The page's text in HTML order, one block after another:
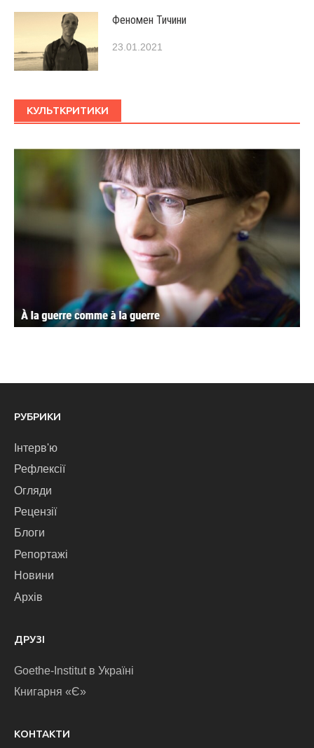
Феномен Тичини
23.01.2021
КУЛЬТКРИТИКИ
РУБРИКИ
Інтерв'ю
Рефлексії
Огляди
Рецензії
Блоги
Репортажі
Новини
Архів
ДРУЗІ
Goethe-Institut в Україні
Книгарня «Є»
КОНТАКТИ